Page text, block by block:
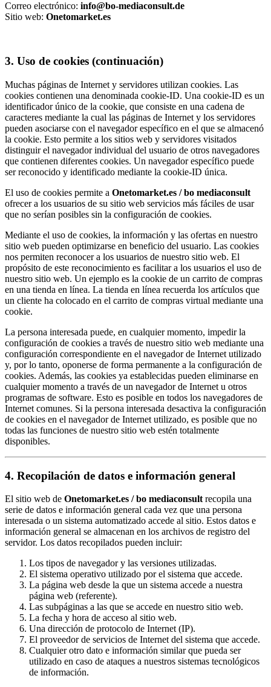
Correo electrónico: info@bo-mediaconsult.de
Sitio web: Onetomarket.es
3. Uso de cookies (continuación)
Muchas páginas de Internet y servidores utilizan cookies. Las
cookies contienen una denominada cookie-ID. Una cookie-ID es un
identificador único de la cookie, que consiste en una cadena de
caracteres mediante la cual las páginas de Internet y los servidores
pueden asociarse con el navegador específico en el que se almacenó
la cookie. Esto permite a los sitios web y servidores visitados
distinguir el navegador individual del usuario de otros navegadores
que contienen diferentes cookies. Un navegador específico puede
ser reconocido y identificado mediante la cookie-ID única.
El uso de cookies permite a Onetomarket.es / bo mediaconsult
ofrecer a los usuarios de su sitio web servicios más fáciles de usar
que no serían posibles sin la configuración de cookies.
Mediante el uso de cookies, la información y las ofertas en nuestro
sitio web pueden optimizarse en beneficio del usuario. Las cookies
nos permiten reconocer a los usuarios de nuestro sitio web. El
propósito de este reconocimiento es facilitar a los usuarios el uso de
nuestro sitio web. Un ejemplo es la cookie de un carrito de compras
en una tienda en línea. La tienda en línea recuerda los artículos que
un cliente ha colocado en el carrito de compras virtual mediante una
cookie.
La persona interesada puede, en cualquier momento, impedir la
configuración de cookies a través de nuestro sitio web mediante una
configuración correspondiente en el navegador de Internet utilizado
y, por lo tanto, oponerse de forma permanente a la configuración de
cookies. Además, las cookies ya establecidas pueden eliminarse en
cualquier momento a través de un navegador de Internet u otros
programas de software. Esto es posible en todos los navegadores de
Internet comunes. Si la persona interesada desactiva la configuración
de cookies en el navegador de Internet utilizado, es posible que no
todas las funciones de nuestro sitio web estén totalmente
disponibles.
4. Recopilación de datos e información general
El sitio web de Onetomarket.es / bo mediaconsult recopila una
serie de datos e información general cada vez que una persona
interesada o un sistema automatizado accede al sitio. Estos datos e
información general se almacenan en los archivos de registro del
servidor. Los datos recopilados pueden incluir:
Los tipos de navegador y las versiones utilizadas.
El sistema operativo utilizado por el sistema que accede.
La página web desde la que un sistema accede a nuestra
página web (referente).
Las subpáginas a las que se accede en nuestro sitio web.
La fecha y hora de acceso al sitio web.
Una dirección de protocolo de Internet (IP).
El proveedor de servicios de Internet del sistema que accede.
Cualquier otro dato e información similar que pueda ser
utilizado en caso de ataques a nuestros sistemas tecnológicos
de información.